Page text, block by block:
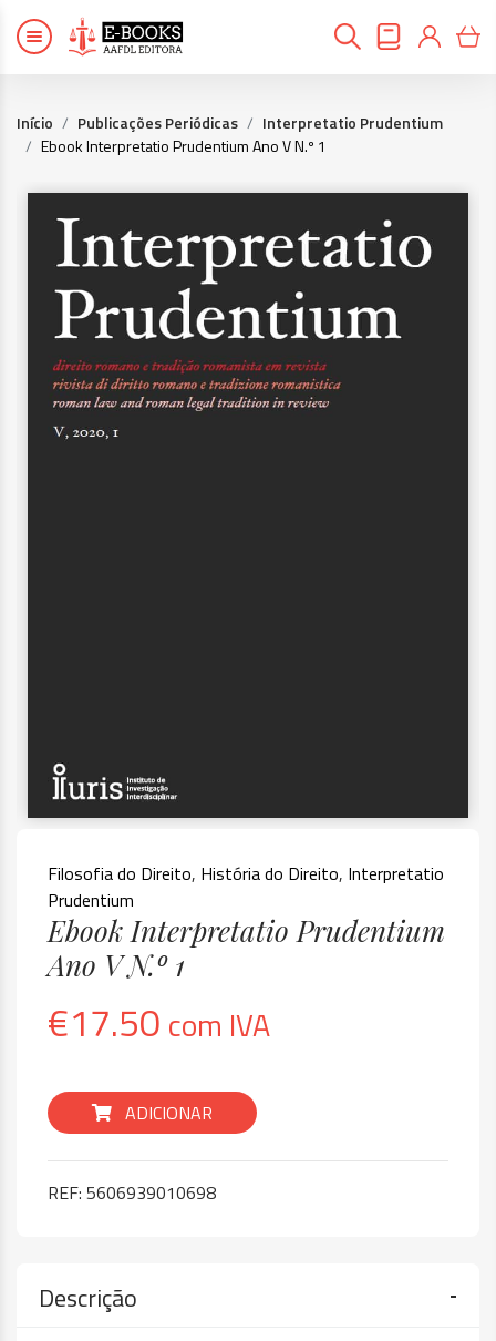
Início Publicações Periódicas
Interpretatio Prudentium
Ebook Interpretatio Prudentium Ano V N.º 1
Filosofia do Direito, História do Direito, Interpretatio
Prudentium
Ebook Interpretatio Prudentium
Ano V N.º 1
€17.50 com IVA
ADICIONAR
REF: 5606939010698
Descrição